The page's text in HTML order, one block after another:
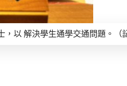
以 解決學生通學交通問題。（